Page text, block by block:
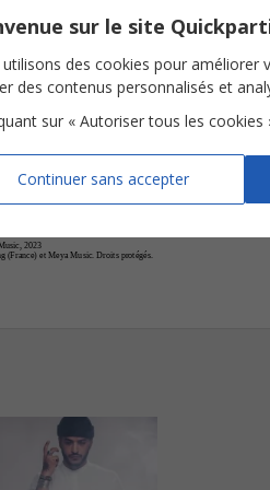
2023
(France) et Meya Music. Droits protégés.
mour Mon a mour,
-
Mon a mour,
-
    
       
sur le site
des cookies pour améliorer
des contenus personnalisés et
sur « Autoriser tous les
Continuer sans accepter